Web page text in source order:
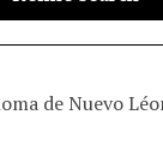
de Nuevo